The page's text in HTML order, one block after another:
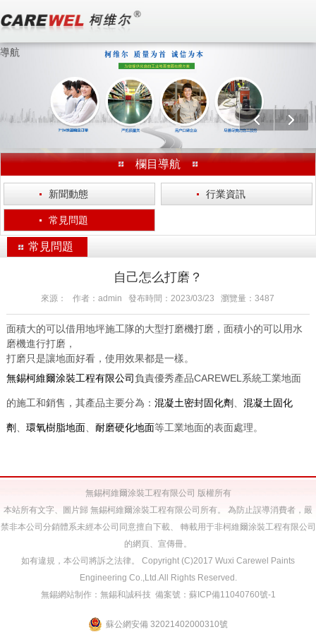
導航
歡迎訪問 無錫柯維爾涂裝工程有限公司 官方網站！ 分享：
上一個 下一個
欄目導航
·
新聞動態 ·
行業資訊
·
常見問題
常見問題
自己怎么打磨？
來源： 作者：admin 發布時間：2023/03/23 瀏覽量：3487
面積大的可以借用地坪施工隊的大型打磨機打磨，面積小的可以用水
磨機進行打磨，
打磨只是讓地面好看，使用效果都是一樣。
無錫柯維爾涂裝工程有限公司 負責優秀產品CAREWEL系統工業地面
的施工和銷售，其產品主要分為： 混凝土密封固化劑 混凝土固化
劑 環氧樹脂地面、 耐磨硬化地面等工業地面的表面處理。
無錫柯維爾涂裝工程有限公司 版權所有
本站所有文字、圖片歸 無錫柯維爾涂裝工程有限公司所有。 為防止誤導消費者，嚴
禁非本公司分銷體系未經本公司同意擅自下載、 轉載用于非柯維爾涂裝工程有限公司
的網頁、宣傳冊。
如有違規，本公司將訴之法律。 Copyright (C)2017 Wuxi Carewel Paints
Engineering Co.,Ltd.All Rights Reserved.
無錫網站制作 ： 無錫和誠科技 備案號： 蘇ICP備11040760號-1
蘇公網安備 32021402000310號